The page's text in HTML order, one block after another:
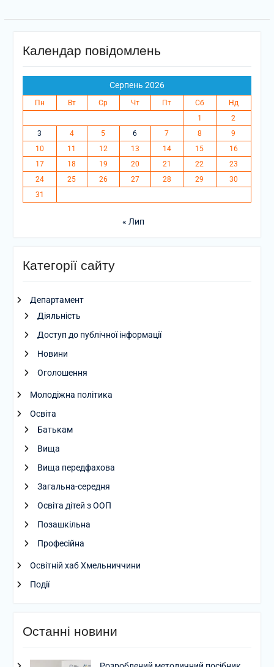
Календар повідомлень
Серпень 2026
Пн Вт Ср Чт Пт Сб
Нд
1
2
3
4 5 6 7 8
9
10
11 12 13 14 15
16
17
18 19 20 21 22
23
24
25 26 27 28 29
30
31
« Лип
Категорії сайту
Департамент
Діяльність
Доступ до публічної інформації
Новини
Оголошення
Молодіжна політика
Освіта
Батькам
Вища
Вища передфахова
Загальна-середня
Освіта дітей з ООП
Позашкільна
Професійна
Освітній хаб Хмельниччини
Події
Останні новини